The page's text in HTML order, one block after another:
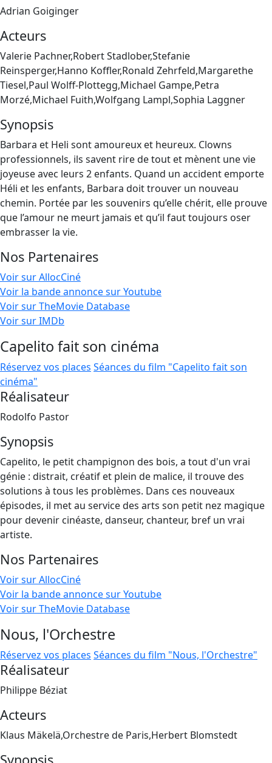
Adrian Goiginger
Acteurs
Valerie Pachner,Robert Stadlober,Stefanie
Reinsperger,Hanno Koffler,Ronald Zehrfeld,Margarethe
Tiesel,Paul Wolff-Plottegg,Michael Gampe,Petra
Morzé,Michael Fuith,Wolfgang Lampl,Sophia Laggner
Synopsis
Barbara et Heli sont amoureux et heureux. Clowns
professionnels, ils savent rire de tout et mènent une vie
joyeuse avec leurs 2 enfants. Quand un accident emporte
Héli et les enfants, Barbara doit trouver un nouveau
chemin. Portée par les souvenirs qu’elle chérit, elle prouve
que l’amour ne meurt jamais et qu’il faut toujours oser
embrasser la vie.
Nos Partenaires
Voir sur AllocCiné
Voir la bande annonce sur Youtube
Voir sur TheMovie Database
Voir sur IMDb
Capelito fait son cinéma
Réservez vos places Séances du film "Capelito fait son
cinéma"
Réalisateur
Rodolfo Pastor
Synopsis
Capelito, le petit champignon des bois, a tout d'un vrai
génie : distrait, créatif et plein de malice, il trouve des
solutions à tous les problèmes. Dans ces nouveaux
épisodes, il met au service des arts son petit nez magique
pour devenir cinéaste, danseur, chanteur, bref un vrai
artiste.
Nos Partenaires
Voir sur AllocCiné
Voir la bande annonce sur Youtube
Voir sur TheMovie Database
Nous, l'Orchestre
Réservez vos places Séances du film "Nous, l'Orchestre"
Réalisateur
Philippe Béziat
Acteurs
Klaus Mäkelä,Orchestre de Paris,Herbert Blomstedt